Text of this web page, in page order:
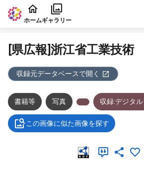
本文に飛ぶ
ホームギャラリー
[県広報]浙江省工業技術
収録元データベースで開く
書籍等 写真 収録:デジタ
この画像に似た画像を探す